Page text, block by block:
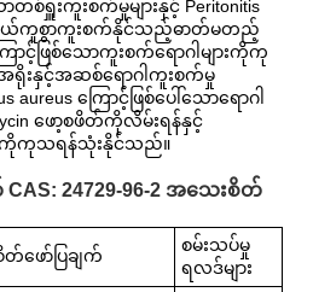
ာတစ်ရှူးကူးစက်မှုများနှင့် Peritonitis
လွယ်ကူစွာကူးစက်နိုင်သည့်ဓာတ်မတည့်
င့်ဖြစ်သောကူးစက်ရောဂါများကိုကု
းနှင့်အဆစ်ရောဂါကူးစက်မှု
aureus ကြောင့်ဖြစ်ပေါ်သောရောဂါ
ဖော့စဖိတ်ကိုလိမ်းရန်နှင့်
သရန်သုံးနိုင်သည်။
CAS: 24729-96-2 အသေးစိတ်
ဖော်ပြချက်
စမ်းသပ်မှု
ရလဒ်များ